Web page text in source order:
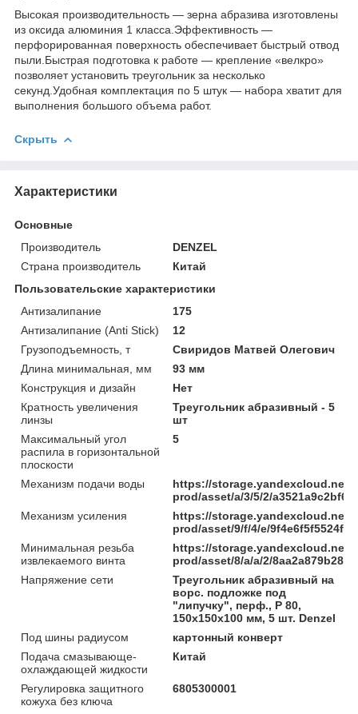
Высокая производительность — зерна абразива изготовлены
из оксида алюминия 1 класса.Эффективность —
перфорированная поверхность обеспечивает быстрый отвод
пыли.Быстрая подготовка к работе — крепление «велкро»
позволяет установить треугольник за несколько
секунд.Удобная комплектация по 5 штук — набора хватит для
выполнения большого объема работ.
Скрыть
Характеристики
Основные
Производитель
DENZEL
Страна производитель
Китай
Пользовательские характеристики
Антизалипание
175
Антизалипание (Anti Stick)
12
Грузоподъемность, т
Свиридов Матвей Олегович
Длина минимальная, мм
93 мм
Конструкция и дизайн
Нет
Кратность увеличения
линзы
Треугольник абразивный - 5
шт
Максимальный угол
распила в горизонтальной
плоскости
5
Механизм подачи воды
https://storage.yandexcloud.net/
prod/asset/a/3/5/2/
Механизм усиления
https://storage.yandexcloud.net/
prod/asset/9/f/4/e/
Минимальная резьба
извлекаемого винта
https://storage.yandexcloud.net/
prod/asset/8/a/a/2/
Напряжение сети
Треугольник абразивный на
ворc. подложке под
"липучку", перф., P 80,
150х150х100 мм, 5 шт. Denzel
Под шины радиусом
картонный конверт
Подача смазывающе-
охлаждающей жидкости
Китай
Регулировка защитного
кожуха без ключа
6805300001